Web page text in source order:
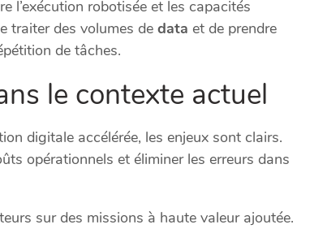
l’exécution robotisée et les capacités
traiter des volumes de data et de prendre
de tâches.
le contexte actuel
digitale accélérée, les enjeux sont clairs.
opérationnels et éliminer les erreurs dans
sur des missions à haute valeur ajoutée.